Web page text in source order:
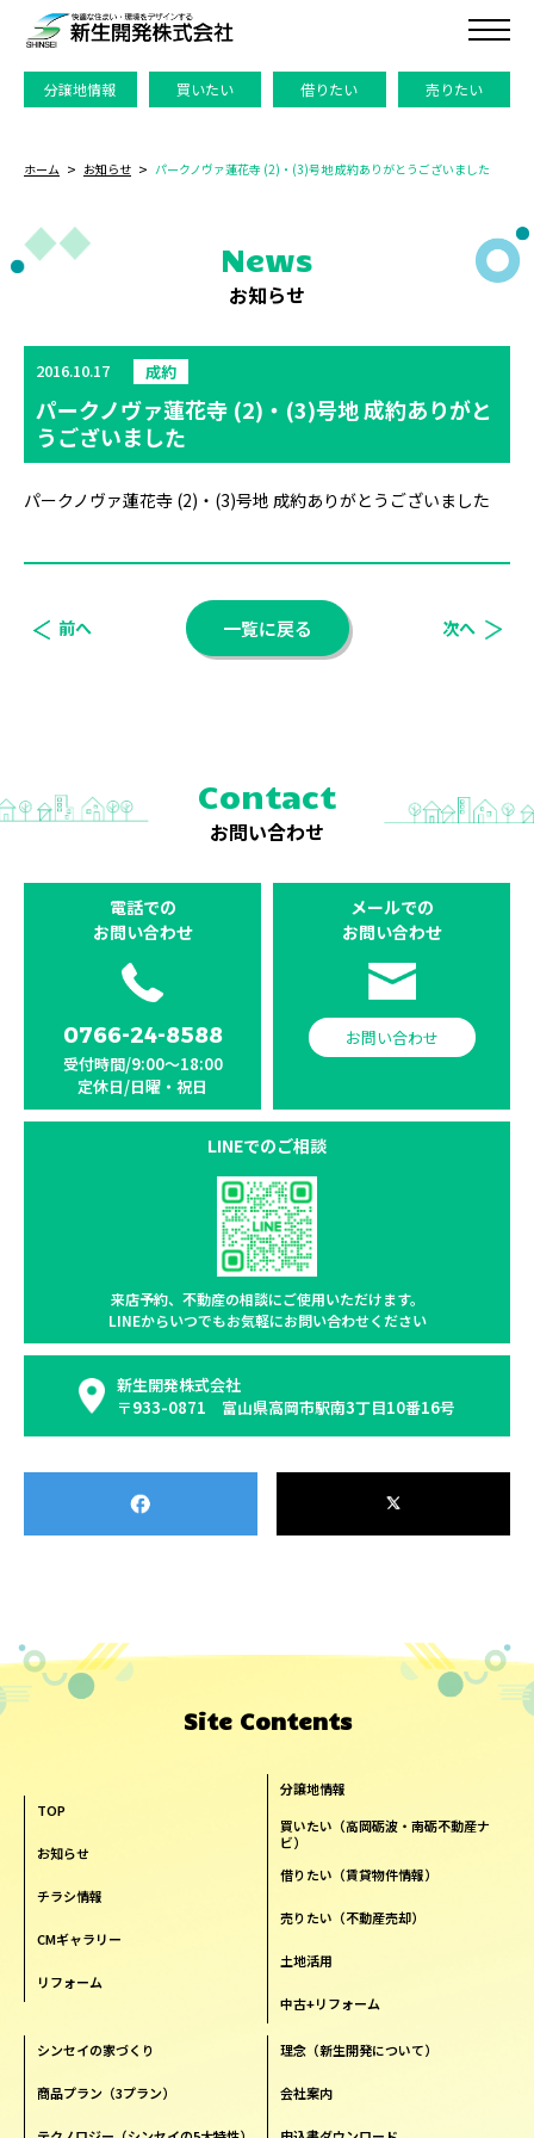
分譲地情報 買いたい 借りたい 売りたい
ホーム お知らせ パークノヴァ蓮花寺 (2)・(3)号地 成約ありがとうございました
News
お知らせ
2016.10.17 成約
パークノヴァ蓮花寺 (2)・(3)号地 成約ありがと
うございました
パークノヴァ蓮花寺 (2)・(3)号地 成約ありがとうございました
前へ 一覧に戻る 次へ
Contact
お問い合わせ
電話での
お問い合わせ
0766-24-8588
受付時間/9:00〜18:00
定休日/日曜・祝日
メールでの
お問い合わせ
お問い合わせ
LINEでのご相談
来店予約、不動産の相談にご使用いただけます。
LINEからいつでもお気軽にお問い合わせください
新生開発株式会社
〒933-0871 富山県高岡市駅南3丁目10番16号
Site Contents
TOP
お知らせ
チラシ情報
CMギャラリー
リフォーム
分譲地情報
買いたい（高岡砺波・南砺不動産ナ
ビ）
借りたい（賃貸物件情報）
売りたい（不動産売却）
土地活用
中古+リフォーム
シンセイの家づくり
商品プラン（3プラン）
理念（新生開発について）
会社案内